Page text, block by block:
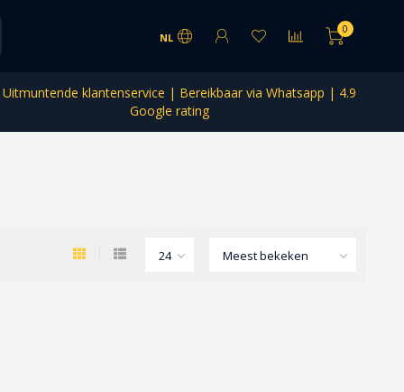
NL
0
Uitmuntende klantenservice | Bereikbaar via Whatsapp | 4.9
Google rating